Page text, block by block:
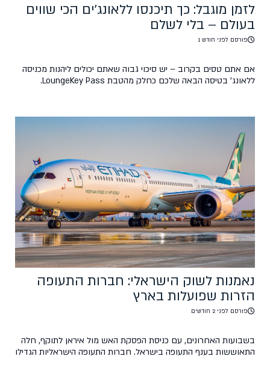
לזמן מוגבל: כך תיכנסו ללאונג'ים הכי שווים
בעולם – בלי לשלם
פורסם לפני חודש 1
אם אתם טסים בקרוב – יש סיכוי גבוה שאתם יכולים ליהנות מכניסה
ללאונג' בטיסה הבאה שלכם כחלק מהטבת LoungeKey Pass.
כרטיס טיסות סודיות, בעלי כרטיס קיימים וחדשים מבצעים עסקה של
נאמנות לשוק הישראלי: חברות התעופה
הזרות שפועלות בארץ
פורסם לפני 2 חודשים
בשבועות האחרונים, עם כניסת הפסקת האש מול איראן לתוקף, חלה
התאוששות בענף התעופה בישראל. חברות התעופה הישראליות הגדילו